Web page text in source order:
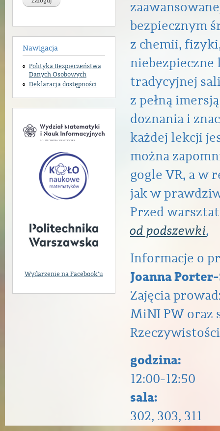
Nawigacja
Polityka Bezpieczeństwa
Danych Osobowych
Deklaracja dostępności
Wydarzenie na Facebook'u
bezpiecznym
z chemii,
tradycyjnej
z pełną
doznania i
każdej lekcji
można
gogle VR, a w
jak w
Przed
od podszewki,
Informacje o
Joanna
Zajęcia
MiNI PW oraz
godzina:
12:00-12:50
sala:
302, 303, 311